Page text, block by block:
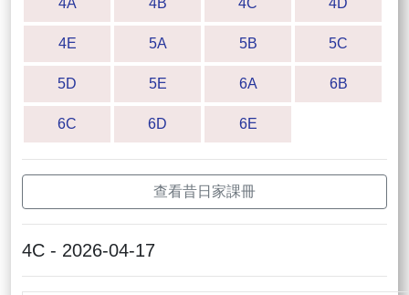
4A 4B 4C 4D
4E 5A 5B 5C
5D 5E 6A 6B
6C 6D 6E
查看昔日家課冊
4C - 2026-04-17